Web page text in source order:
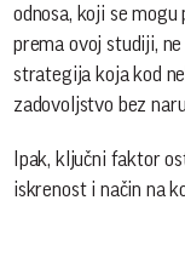
odnosa, koji se
prema ovoj studiji,
strategija koja kod
zadovoljstvo bez
Ipak, ključni faktor
iskrenost i način na